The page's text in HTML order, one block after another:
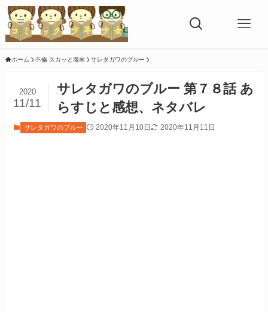
ホーム 不倫 スカッと漫画 サレタガワのブルー
サレタガワのブルー 第７８話 あ
らすじと感想、ネタバレ
2020
11/11
サレタガワのブルー 2020年11月10日 2020年11月11日